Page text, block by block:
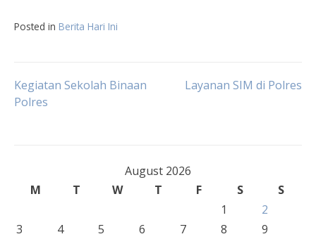
Posted in Berita Hari Ini
Post
Kegiatan Sekolah Binaan
Polres
Layanan SIM di Polres
August 2026
M
T W T F S
S
1
2
3
4 5 6 7 8
9